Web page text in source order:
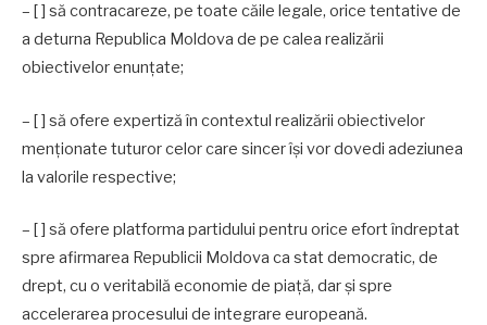
– [ ] să contracareze, pe toate căile legale, orice tentative de
a deturna Republica Moldova de pe calea realizării
obiectivelor enunţate;
– [ ] să ofere expertiză în contextul realizării obiectivelor
menţionate tuturor celor care sincer îşi vor dovedi adeziunea
la valorile respective;
– [ ] să ofere platforma partidului pentru orice efort îndreptat
spre afirmarea Republicii Moldova ca stat democratic, de
drept, cu o veritabilă economie de piaţă, dar şi spre
accelerarea procesului de integrare europeană.